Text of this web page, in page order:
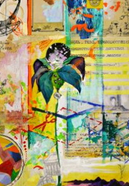
Боголюбов Сергій
Божій Михайло
Божко Ігор
Бокатов Олексій
Брюзгіна Ольга
Бурлюк Давид
Варєшкін Ігор
Величев Євгеній
Веліканова Віра
Верба Леся